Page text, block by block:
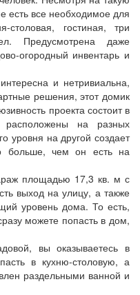
все необходимое для
столовая, гостиная, три
Предусмотрена даже
огородный инвентарь и
и нетривиальна,
решения, этот домик
проекта состоит в
на разных
уровня на другой создает
больше, чем он есть на
площадью 17,3 кв. м с
выход на улицу, а также
уровень дома. То есть,
можете попасть в дом,
вы оказываетесь в
в кухню-столовую, а
раздельными ванной и